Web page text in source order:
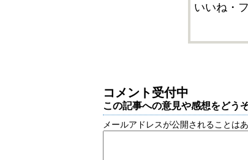
いいね・
コメント受付中
この記事への意見や感想をどう
メールアドレスが公開されることはあ